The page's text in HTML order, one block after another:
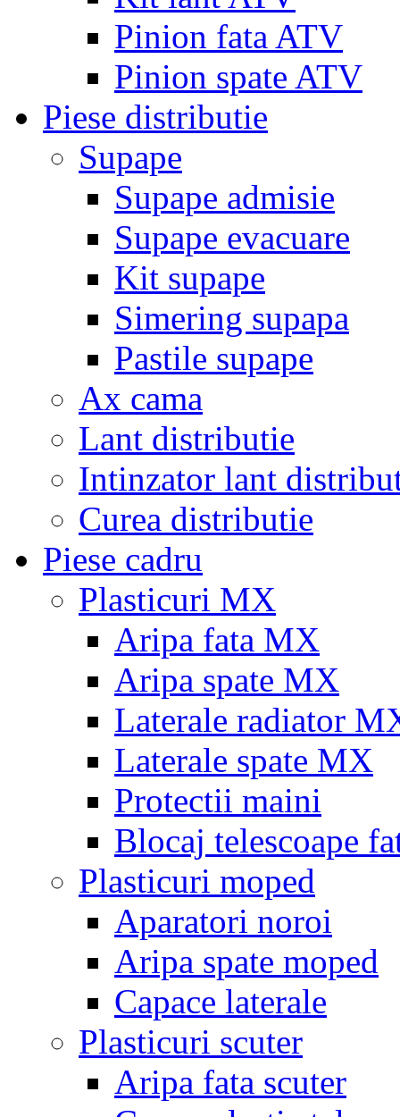
Pinion fata ATV
Pinion spate ATV
Piese distributie
Supape
Supape admisie
Supape evacuare
Kit supape
Simering supapa
Pastile supape
Ax cama
Lant distributie
Intinzator lant
Curea distributie
Piese cadru
Plasticuri MX
Aripa fata MX
Aripa spate MX
Laterale radiator
Laterale spate MX
Protectii maini
Blocaj telescoape
Plasticuri moped
Aparatori noroi
Aripa spate moped
Capace laterale
Plasticuri scuter
Aripa fata scuter